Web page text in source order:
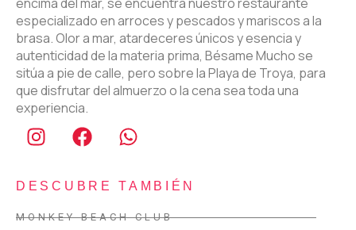
especializado en arroces y pescados y mariscos a la
brasa. Olor a mar, atardeceres únicos y esencia y
autenticidad de la materia prima, Bésame Mucho se
sitúa a pie de calle, pero sobre la Playa de Troya, para
que disfrutar del almuerzo o la cena sea toda una
experiencia.
DESCUBRE TAMBIÉN
MONKEY BEACH CLUB